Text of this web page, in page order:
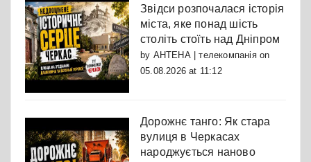
Звідси розпочалася історія
міста, яке понад шість
століть стоїть над Дніпром
by АНТЕНА | телекомпаніяon
05.08.2026 at 11:12
Дорожнє танго: Як стара
вулиця в Черкасах
народжується наново